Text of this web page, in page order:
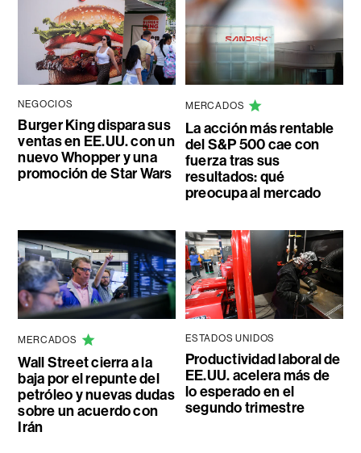
NEGOCIOS
Burger King dispara sus
ventas en EE.UU. con un
nuevo Whopper y una
promoción de Star Wars
MERCADOS
La acción más rentable
del S&P 500 cae con
fuerza tras sus
resultados: qué
preocupa al mercado
MERCADOS
Wall Street cierra a la
baja por el repunte del
petróleo y nuevas dudas
sobre un acuerdo con
Irán
ESTADOS UNIDOS
Productividad laboral de
EE.UU. acelera más de
lo esperado en el
segundo trimestre